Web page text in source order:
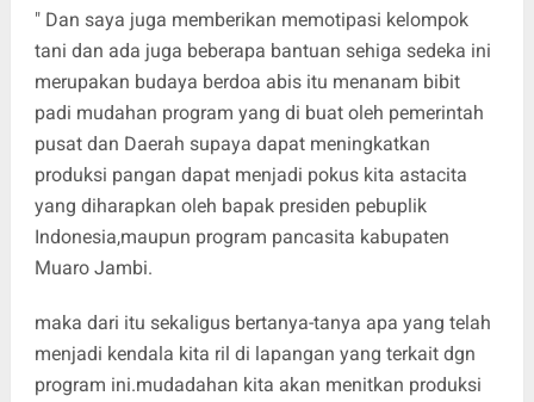
" Dan saya juga memberikan memotipasi kelompok
tani dan ada juga beberapa bantuan sehiga sedeka ini
merupakan budaya berdoa abis itu menanam bibit
padi mudahan program yang di buat oleh pemerintah
pusat dan Daerah supaya dapat meningkatkan
produksi pangan dapat menjadi pokus kita astacita
yang diharapkan oleh bapak presiden pebuplik
Indonesia,maupun program pancasita kabupaten
Muaro Jambi.
maka dari itu sekaligus bertanya-tanya apa yang telah
menjadi kendala kita ril di lapangan yang terkait dgn
program ini.mudadahan kita akan menitkan produksi